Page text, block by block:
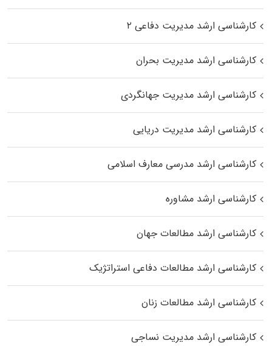
کارشناسی ارشد مدیریت دفاعی ۲
کارشناسی ارشد مدیریت بحران
کارشناسی ارشد مدیریت جهانگردی
کارشناسی ارشد مدیریت دریایی
کارشناسی ارشد مدرسی معارف اسلامی
کارشناسی ارشد مشاوره
کارشناسی ارشد مطالعات جهان
کارشناسی ارشد مطالعات دفاعی استراتژیک
کارشناسی ارشد مطالعات زنان
کارشناسی ارشد مدیریت نساجی